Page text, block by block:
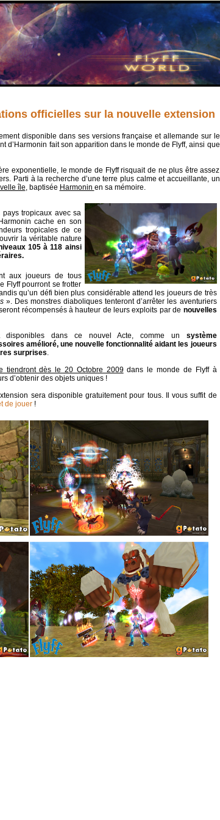
officielles sur la nouvelle extension
disponible dans ses versions française et allemande sur le
d’Harmonin fait son apparition dans le monde de Flyff, ainsi que
exponentielle, le monde de Flyff risquait de ne plus être assez
Parti à la recherche d’une terre plus calme et accueillante, un
île, baptisée Harmonin en sa mémoire.
pays tropicaux avec sa
cache en son
tropicales de ce
la véritable nature
105 à 118 ainsi
aux joueurs de tous
Flyff pourront se frotter
qu’un défi bien plus considérable attend les joueurs de très
». Des monstres diaboliques tenteront d’arrêter les aventuriers
récompensés à hauteur de leurs exploits par de nouvelles
disponibles dans ce nouvel Acte, comme un système
amélioré, une nouvelle fonctionnalité aidant les joueurs
surprises.
tiendront dès le 20 Octobre 2009dans le monde de Flyff à
d’obtenir des objets uniques !
sera disponible gratuitement pour tous. Il vous suffit de
de jouer!